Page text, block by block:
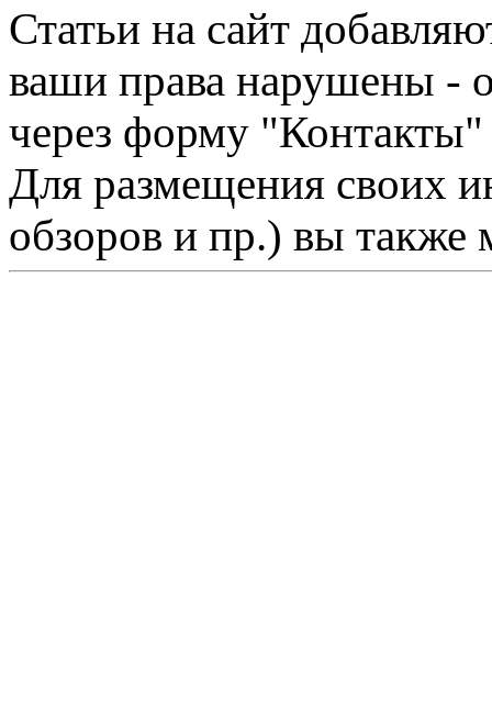
Статьи на сайт
ваши права нарушены -
через форму "Контакты"
Для размещения своих
обзоров и пр.) вы также